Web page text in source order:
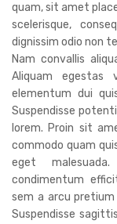
quam, sit amet
scelerisque,
dignissim odio non
Nam convallis
Aliquam egestas
elementum dui
Suspendisse
lorem. Proin sit
commodo quam
eget
condimentum
sem a arcu
Suspendisse